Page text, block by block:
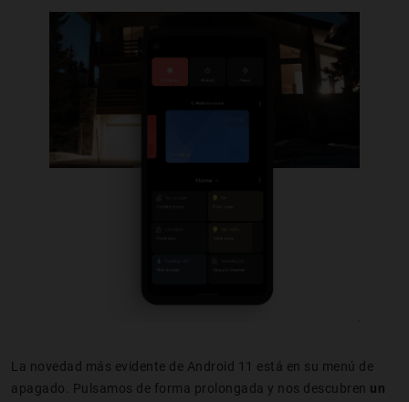
La novedad más evidente de Android 11 está en su menú de
apagado. Pulsamos de forma prolongada y nos descubren un